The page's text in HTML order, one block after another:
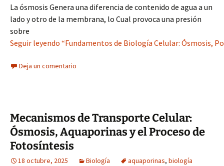
La ósmosis Genera una diferencia de contenido de agua a un
lado y otro de la membrana, lo Cual provoca una presión
sobre
Seguir leyendo “Fundamentos de Biología Celular: Ósmosis,
Deja un comentario
Mecanismos de Transporte Celular:
Ósmosis, Aquaporinas y el Proceso de
Fotosíntesis
18 octubre, 2025 Biología aquaporinas, biología